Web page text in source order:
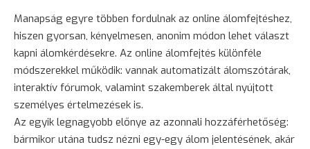
Manapság egyre többen fordulnak az online álomfejtéshez,
hiszen gyorsan, kényelmesen, anonim módon lehet választ
kapni álomkérdésekre. Az online álomfejtés különféle
módszerekkel működik: vannak automatizált álomszótárak,
interaktív fórumok, valamint szakemberek által nyújtott
személyes értelmezések is.
Az egyik legnagyobb előnye az azonnali hozzáférhetőség:
bármikor utána tudsz nézni egy-egy álom jelentésének, akár